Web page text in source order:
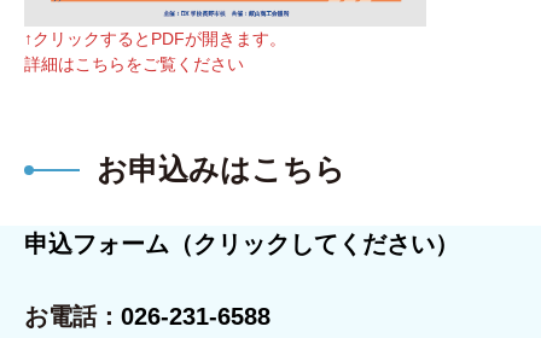
↑クリックするとPDFが開きます。
詳細はこちらをご覧ください
お申込みはこちら
申込フォーム（クリックしてください）
お電話： 026-231-6588